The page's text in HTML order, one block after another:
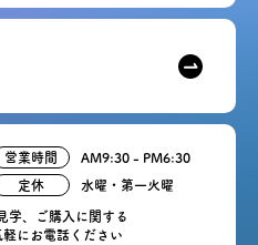
定休: 水曜・第一火曜
0120-757-221
カウント
学、ご購入に関する
軽にお電話ください
営業時間 AM9:30 - PM6:30
定休 水曜・第一火曜